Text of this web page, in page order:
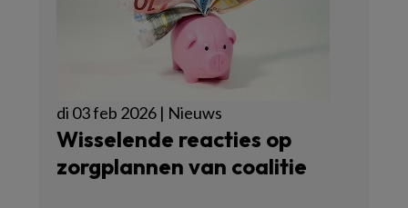
di 03 feb 2026 | Nieuws
Wisselende reacties op
zorgplannen van coalitie